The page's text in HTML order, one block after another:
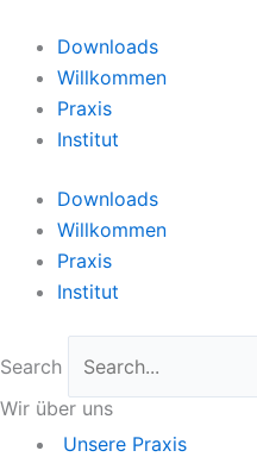
Inhalt
springen
Downloads
Willkommen
Praxis
Institut
Downloads
Willkommen
Praxis
Institut
Search
Wir über uns
Unsere Praxis